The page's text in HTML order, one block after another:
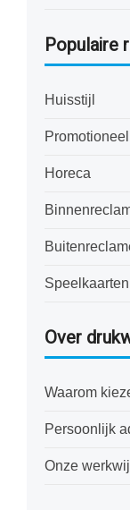
Populaire
Huisstijl
Promotioneel
Horeca
Speelkaarten
Over
Waarom
Persoonlijk
Onze